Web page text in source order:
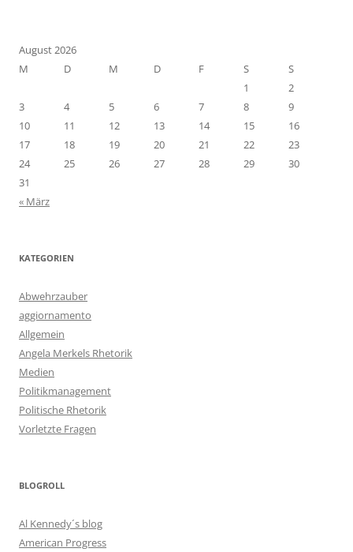
August 2026
M
D M D F S
S
1
2
3
4 5 6 7 8
9
10
11 12 13 14 15
16
17
18 19 20 21 22
23
24
25 26 27 28 29
30
31
« März
KATEGORIEN
Abwehrzauber
aggiornamento
Allgemein
Angela Merkels Rhetorik
Medien
Politikmanagement
Politische Rhetorik
Vorletzte Fragen
BLOGROLL
Al Kennedy´s blog
American Progress